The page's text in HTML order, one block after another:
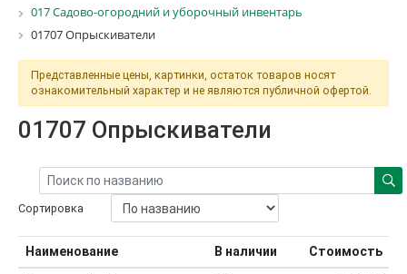
017 Садово-огородний и уборочный инвентарь
01707 Опрыскиватели
Представленные цены, картинки, остаток товаров носят
ознакомительный характер и не являются публичной офертой.
01707 Опрыскиватели
Сортировка
Наименование В наличии Стоимость